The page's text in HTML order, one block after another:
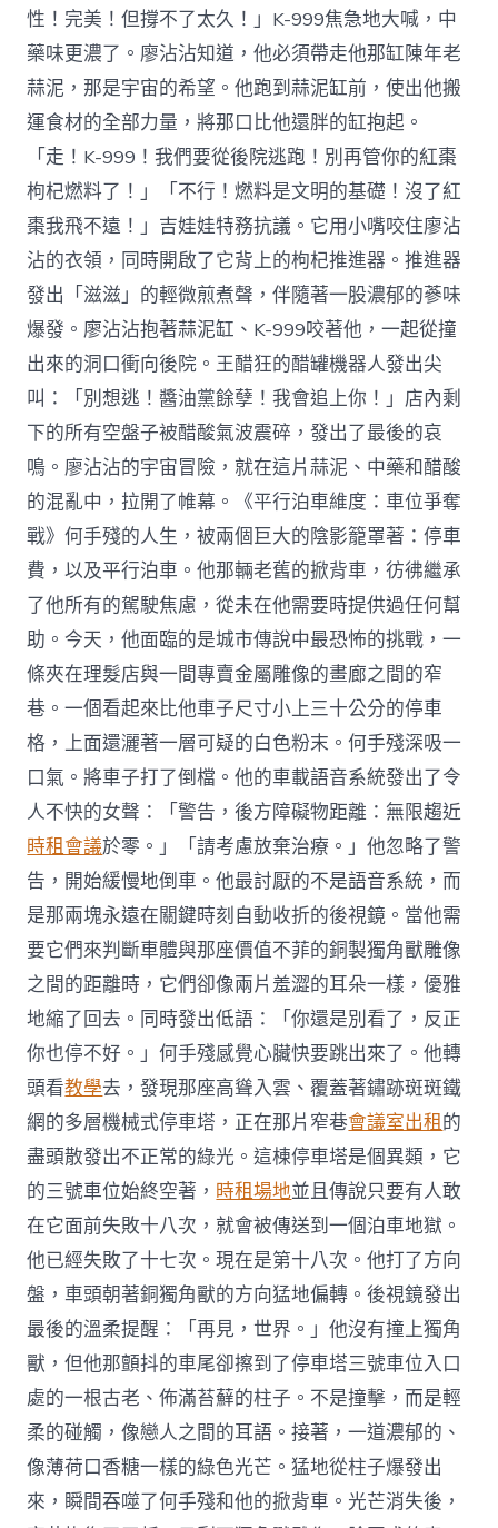
性！完美！但撐不了太久！」K-999焦急地大喊，中
藥味更濃了。廖沾沾知道，他必須帶走他那缸陳年老
蒜泥，那是宇宙的希望。他跑到蒜泥缸前，使出他搬
運食材的全部力量，將那口比他還胖的缸抱起。
「走！K-999！我們要從後院逃跑！別再管你的紅棗
枸杞燃料了！」「不行！燃料是文明的基礎！沒了紅
棗我飛不遠！」吉娃娃特務抗議。它用小嘴咬住廖沾
沾的衣領，同時開啟了它背上的枸杞推進器。推進器
發出「滋滋」的輕微煎煮聲，伴隨著一股濃郁的蔘味
爆發。廖沾沾抱著蒜泥缸、K-999咬著他，一起從撞
出來的洞口衝向後院。王醋狂的醋罐機器人發出尖
叫：「別想逃！醬油黨餘孽！我會追上你！」店內剩
下的所有空盤子被醋酸氣波震碎，發出了最後的哀
鳴。廖沾沾的宇宙冒險，就在這片蒜泥、中藥和醋酸
的混亂中，拉開了帷幕。《平行泊車維度：車位爭奪
戰》何手殘的人生，被兩個巨大的陰影籠罩著：停車
費，以及平行泊車。他那輛老舊的掀背車，彷彿繼承
了他所有的駕駛焦慮，從未在他需要時提供過任何幫
助。今天，他面臨的是城市傳說中最恐怖的挑戰，一
條夾在理髮店與一間專賣金屬雕像的畫廊之間的窄
巷。一個看起來比他車子尺寸小上三十公分的停車
格，上面還灑著一層可疑的白色粉末。何手殘深吸一
口氣。將車子打了倒檔。他的車載語音系統發出了令
人不快的女聲：「警告，後方障礙物距離：無限趨近
時租會議於零。」「請考慮放棄治療。」他忽略了警
告，開始緩慢地倒車。他最討厭的不是語音系統，而
是那兩塊永遠在關鍵時刻自動收折的後視鏡。當他需
要它們來判斷車體與那座價值不菲的銅製獨角獸雕像
之間的距離時，它們卻像兩片羞澀的耳朵一樣，優雅
地縮了回去。同時發出低語：「你還是別看了，反正
你也停不好。」何手殘感覺心臟快要跳出來了。他轉
頭看教學去，發現那座高聳入雲、覆蓋著鏽跡斑斑鐵
網的多層機械式停車塔，正在那片窄巷會議室出租的
盡頭散發出不正常的綠光。這棟停車塔是個異類，它
的三號車位始終空著， 時租場地並且傳說只要有人敢
在它面前失敗十八次，就會被傳送到一個泊車地獄。
他已經失敗了十七次。現在是第十八次。他打了方向
盤，車頭朝著銅獨角獸的方向猛地偏轉。後視鏡發出
最後的溫柔提醒：「再見，世界。」他沒有撞上獨角
獸，但他那顫抖的車尾卻擦到了停車塔三號車位入口
處的一根古老、佈滿苔蘚的柱子。不是撞擊，而是輕
柔的碰觸，像戀人之間的耳語。接著，一道濃郁的、
像薄荷口香糖一樣的綠色光芒。猛地從柱子爆發出
來，瞬間吞噬了何手殘和他的掀背車。光芒消失後，